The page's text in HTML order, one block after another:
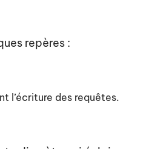
repères :
l’écriture des requêtes.